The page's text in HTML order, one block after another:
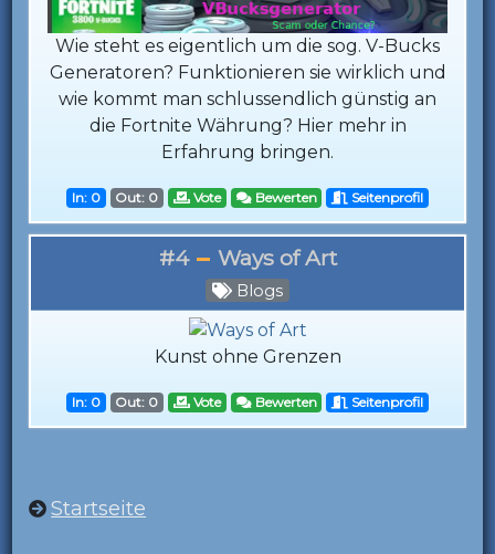
Wie steht es eigentlich um die sog. V-Bucks
Generatoren? Funktionieren sie wirklich und
wie kommt man schlussendlich günstig an
die Fortnite Währung? Hier mehr in
Erfahrung bringen.
In: 0 Out: 0 Vote Bewerten Seitenprofil
#4 Ways of Art
Blogs
Kunst ohne Grenzen
In: 0 Out: 0 Vote Bewerten Seitenprofil
Startseite